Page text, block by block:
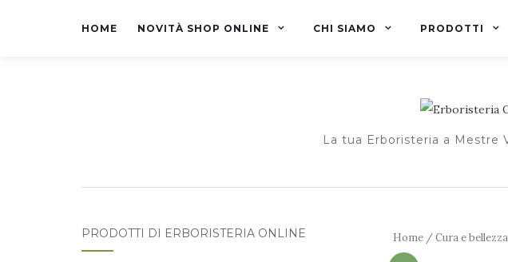
HOME NOVITÀ SHOP ONLINE CHI SIAMO PRODOTTI
La tua Erboristeria a Mestre
Home /Cura e
PRODOTTI DI ERBORISTERIA ONLINE